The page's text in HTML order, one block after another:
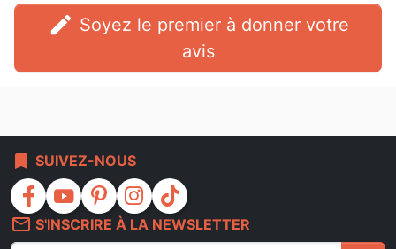
edit
avis
bookmark SUIVEZ-NOUS
facebook youtube pinterest instagram
tiktok
mail_outline S'INSCRIRE À LA NEWSLETTER